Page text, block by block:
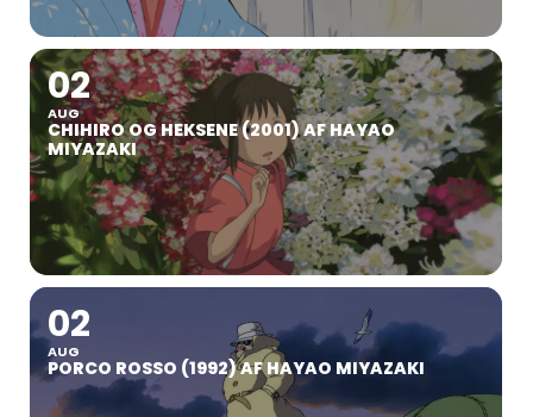
02
AUG
CHIHIRO OG HEKSENE (2001) AF HAYAO
MIYAZAKI
02
AUG
PORCO ROSSO (1992) AF HAYAO MIYAZAKI